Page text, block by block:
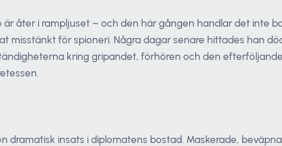
åter i rampljuset – och den här gången handlar det inte
misstänkt för spioneri. Några dagar senare hittades han
kring gripandet, förhören och den
dramatisk insats i diplomatens bostad. Maskerade,